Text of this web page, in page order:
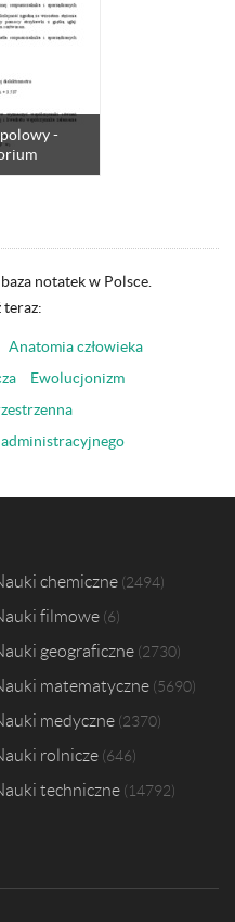
-
notatek w Polsce.
teraz:
Anatomia człowieka
Ewolucjonizm
chemiczne 2494
filmowe 6
geograficzne 2730
matematyczne 5690
medyczne 2370
rolnicze 646
techniczne 14792